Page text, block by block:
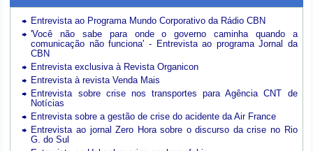
Entrevista ao Programa Mundo Corporativo da Rádio CBN
'Você não sabe para onde o governo caminha quando a
comunicação não funciona' - Entrevista ao programa Jornal da
CBN
Entrevista exclusiva à Revista Organicon
Entrevista à revista Venda Mais
Entrevista sobre crise nos transportes para Agência CNT de
Notícias
Entrevista sobre a gestão de crise do acidente da Air France
Entrevista ao jornal Zero Hora sobre o discurso da crise no Rio
G. do Sul